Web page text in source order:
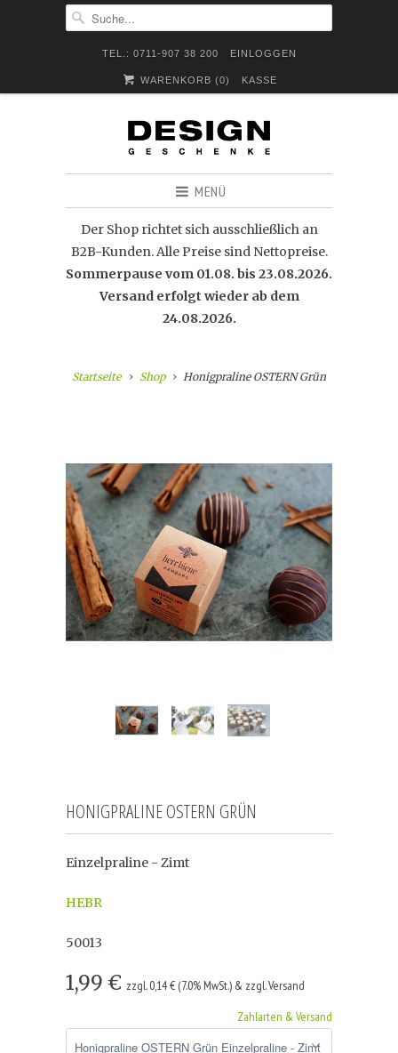
TEL.: 0711-907 38 200 EINLOGGEN
WARENKORB (0) KASSE
MENÜ
Der Shop richtet sich ausschließlich an
B2B-Kunden. Alle Preise sind Nettopreise.
Sommerpause vom 01.08. bis 23.08.2026.
Versand erfolgt wieder ab dem
24.08.2026.
Startseite Shop Honigpraline OSTERN Grün
HONIGPRALINE OSTERN GRÜN
Einzelpraline - Zimt
HEBR
50013
1,99 € zzgl. 0,14 € (7.0% MwSt.) & zzgl. Versand
Zahlarten & Versand